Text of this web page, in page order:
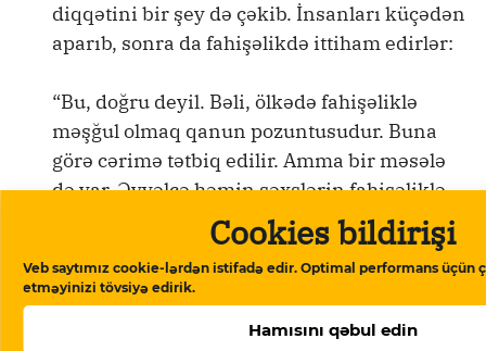
Cookies bildirişi
Veb saytımız cookie-lərdən istifadə edir. Optimal performans üçün
etməyinizi tövsiyə edirik.
Hamısını qəbul edin
diqqətini bir şey də çəkib. İnsanları küçədən
aparıb, sonra da fahişəlikdə ittiham edirlər:
“Bu, doğru deyil. Bəli, ölkədə fahişəliklə
məşğul olmaq qanun pozuntusudur. Buna
görə cərimə tətbiq edilir. Amma bir məsələ
də var. Əvvəlcə həmin şəxslərin fahişəliklə
məşğul olmaları sübut olunmalıdır. Burada
isə əsas olan fahişəlik, cinsi əlaqə yox,
bədəni pul ilə satmaqdır. Tutulanları pul
alarkən saxlayıblar? Belə deyilsə, onların
fahişə olmalarını nə ilə əsaslandırırlar?